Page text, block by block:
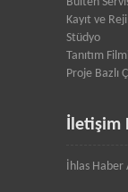
Kayıt ve Reji
Stüdyo
Tanıtım Filmi
Proje Bazlı
İhlas Haber